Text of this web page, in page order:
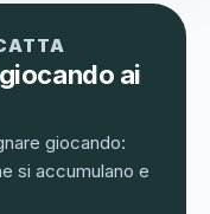
ai
giocando:
si accumulano e